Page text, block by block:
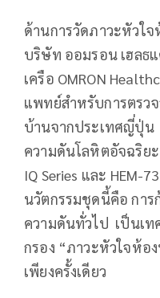
ด้านการวัดภาวะหัวใ
บริษัท ออมรอน เฮลธ
เครือ OMRON
แพทย์สำหรับการตรว
บ้านจากประเทศญี่ปุ่น
ความดันโลหิตอัจฉริยะ
IQ Series และ HEM-
นวัตกรรมชุดนี้คือ การ
ความดันทั่วไป เป็นเท
กรอง “ภาวะหัวใจห้อ
เพียงครั้งเดียว